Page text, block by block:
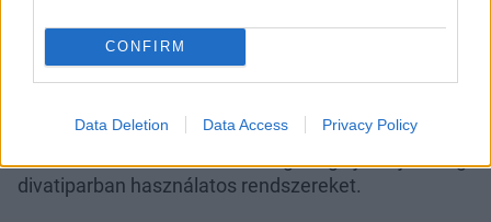
CONFIRM
Data Deletion Data Access Privacy Policy
A Game of Clothes hozzájárul a fiatalok különböző
kompetenciáinak – ismeretek, készségek és
feltérképezik a teljes értékláncot, a különféle
divatiparban használatos rendszereket.